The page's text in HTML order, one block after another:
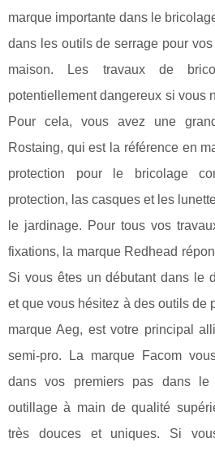
marque importante dans le
dans les outils de serrage pour
maison. Les travaux de
potentiellement dangereux si vous
Pour cela, vous avez une
Rostaing, qui est la référence en
protection pour le bricolage
protection, las casques et les
le jardinage. Pour tous vos
fixations, la marque Redhead
Si vous êtes un débutant dans le
et que vous hésitez à des outils de
marque Aeg, est votre principal
semi-pro. La marque Facom
dans vos premiers pas dans le
outillage à main de qualité
très douces et uniques. Si